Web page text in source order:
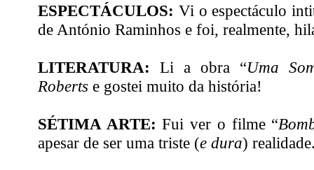
ESPECTÁCULOS: Vi o espectáculo
de António Raminhos e foi, realmente,
LITERATURA: Li a obra “Uma
Roberts e gostei muito da história!
SÉTIMA ARTE:Fui ver o filme “
apesar de ser uma triste (e dura)